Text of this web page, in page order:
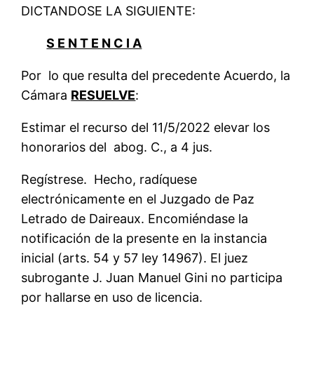
DICTANDOSE LA SIGUIENTE:
S E N T E N C I A
Por lo que resulta del precedente Acuerdo, la
Cámara RESUELVE:
Estimar el recurso del 11/5/2022 elevar los
honorarios del abog. C., a 4 jus.
Regístrese. Hecho, radíquese
electrónicamente en el Juzgado de Paz
Letrado de Daireaux. Encomiéndase la
notificación de la presente en la instancia
inicial (arts. 54 y 57 ley 14967). El juez
subrogante J. Juan Manuel Gini no participa
por hallarse en uso de licencia.